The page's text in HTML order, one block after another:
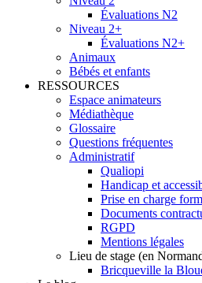
Évaluations N2
Niveau 2+
Évaluations N2+
Animaux
Bébés et enfants
RESSOURCES
Espace animateurs
Médiathèque
Glossaire
Questions fréquentes
Administratif
Qualiopi
Handicap et
Prise en charge
Documents
RGPD
Mentions légales
Lieu de stage (en
Bricqueville la